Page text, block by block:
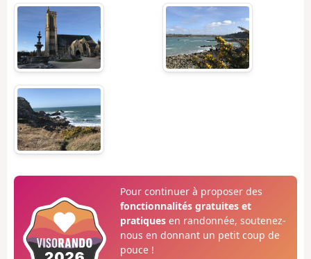
Pour continuer à proposer des
fonctionnalités gratuites et
pratiquesen randonnée, soutenez-
nous en donnant un petit coup de
pouce !